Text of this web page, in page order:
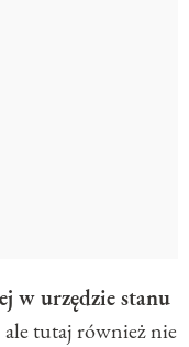
w urzędzie stanu
ale tutaj również nie